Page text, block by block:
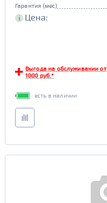
Гарантия (мес)
i Цена:
Выгода на обслуживании от
1000 руб.*
есть в наличии